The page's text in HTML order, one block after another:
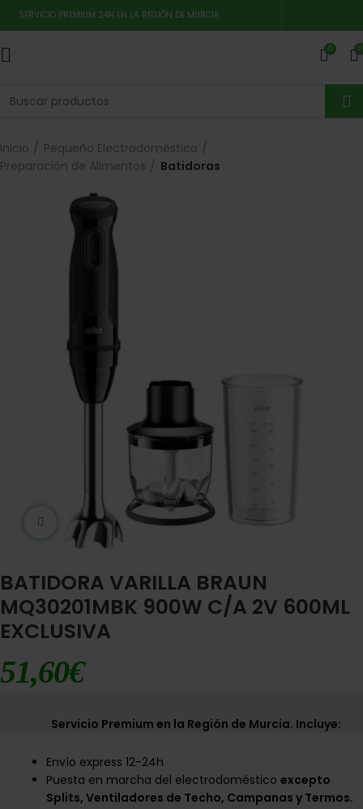
SERVICIO PREMIUM 24H EN LA REGIÓN DE MURCIA
0 0
Inicio
Pequeño Electrodoméstico
Preparación de Alimentos
Batidoras
Ampliar imágen
BATIDORA VARILLA BRAUN
MQ30201MBK 900W C/A 2V 600ML
EXCLUSIVA
51,60€
Servicio Premium en la Región de Murcia. Incluye:
Envío express 12-24h
Puesta en marcha del electrodomésticoexcepto
Splits, Ventiladores de Techo, Campanas y Termos.